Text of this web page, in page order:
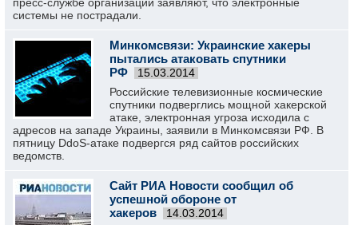
системы не пострадали.
Минкомсвязи: Украинские хакеры
пытались атаковать спутники
РФ
15.03.2014
Российские телевизионные космические
спутники подверглись мощной хакерской
атаке, электронная угроза исходила с
адресов на западе Украины, заявили в Минкомсвязи РФ. В
пятницу DdoS-атаке подвергся ряд сайтов российских
ведомств.
Сайт РИА Новости сообщил об
успешной обороне от
хакеров
14.03.2014